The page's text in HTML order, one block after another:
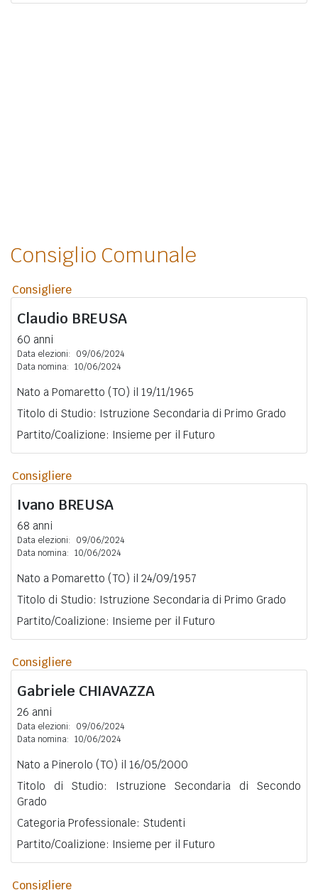
Consiglio Comunale
Consigliere
Claudio BREUSA
60 anni
Data elezioni:
09/06/2024
Data nomina: 10/06/2024
Nato a Pomaretto (TO) il 19/11/1965
Titolo di Studio: Istruzione Secondaria di Primo Grado
Partito/Coalizione: Insieme per il Futuro
Consigliere
Ivano BREUSA
68 anni
Data elezioni:
09/06/2024
Data nomina: 10/06/2024
Nato a Pomaretto (TO) il 24/09/1957
Titolo di Studio: Istruzione Secondaria di Primo Grado
Partito/Coalizione: Insieme per il Futuro
Consigliere
Gabriele CHIAVAZZA
26 anni
Data elezioni:
09/06/2024
Data nomina: 10/06/2024
Nato a Pinerolo (TO) il 16/05/2000
Titolo di Studio: Istruzione Secondaria di Secondo
Grado
Categoria Professionale: Studenti
Partito/Coalizione: Insieme per il Futuro
Consigliere